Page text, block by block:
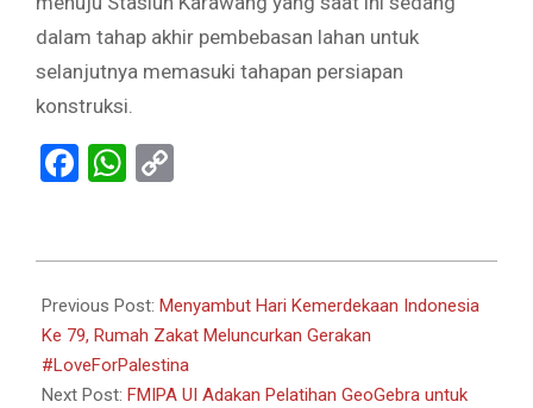
dalam tahap akhir pembebasan lahan untuk
selanjutnya memasuki tahapan persiapan
konstruksi.
Facebook
WhatsApp
07-
26
Previous Post: Menyambut Hari Kemerdekaan Indonesia
Ke 79, Rumah Zakat Meluncurkan Gerakan
#LoveForPalestina
Next Post: FMIPA UI Adakan Pelatihan GeoGebra untuk